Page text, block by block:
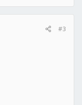
#3